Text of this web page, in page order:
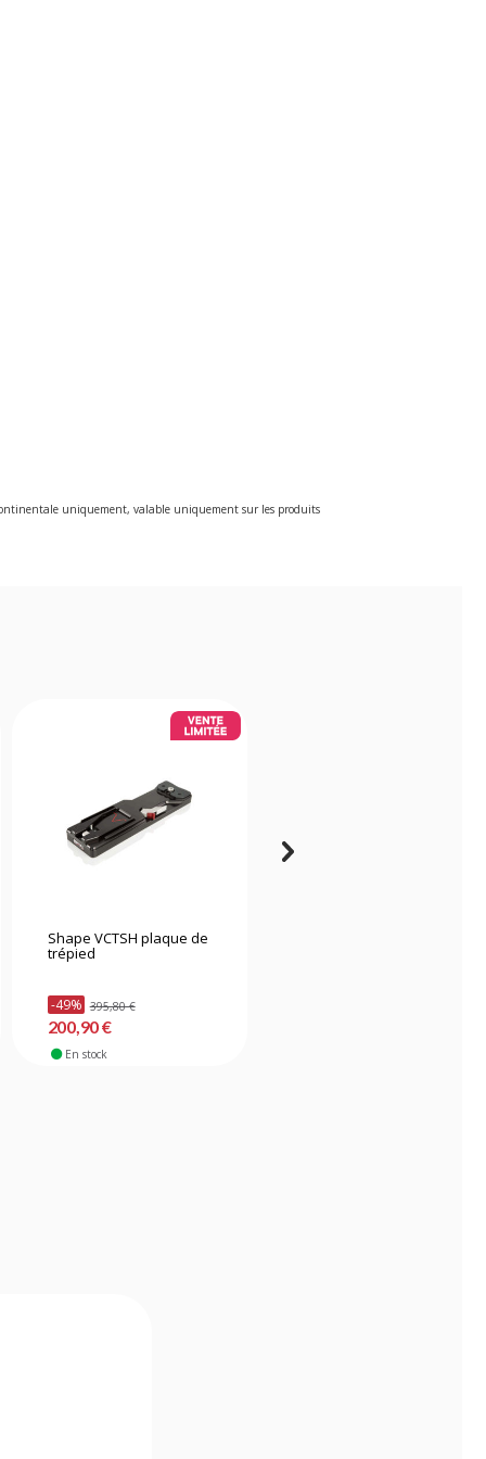
uniquement, valable uniquement sur les produits
Shape VCTSH plaque de
trépied
-49% 395,80 €
200,90 €
En stock